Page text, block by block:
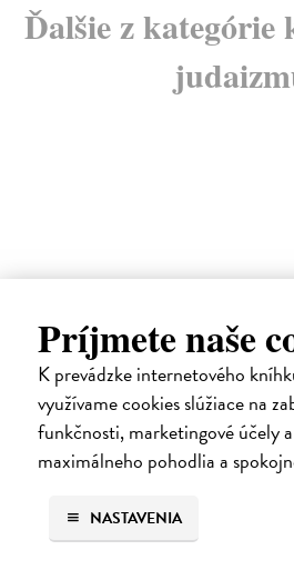
Príjmete naše
K prevádzke internetového
využívame cookies slúžiace na
funkčnosti, marketingové účely
maximálneho pohodlia a
NASTAVENIA
Ďalšie z kategórie
E-KNIHA
Prekvapení nádejou
Mnohí ľudia takmer zabudli, čo
túto konečnú a pevnú nádej za vágne a